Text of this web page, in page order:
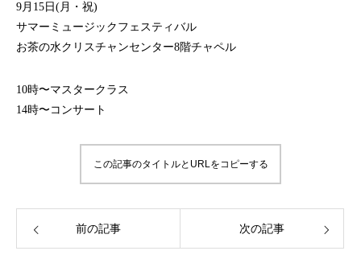
9月15日(月・祝)
サマーミュージックフェスティバル
お茶の水クリスチャンセンター8階チャペル
10時〜マスタークラス
14時〜コンサート
この記事のタイトルとURLをコピーする
前の記事 次の記事